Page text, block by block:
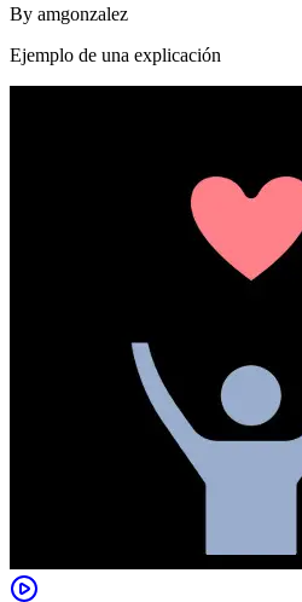
By amgonzalez
Ejemplo de una explicación